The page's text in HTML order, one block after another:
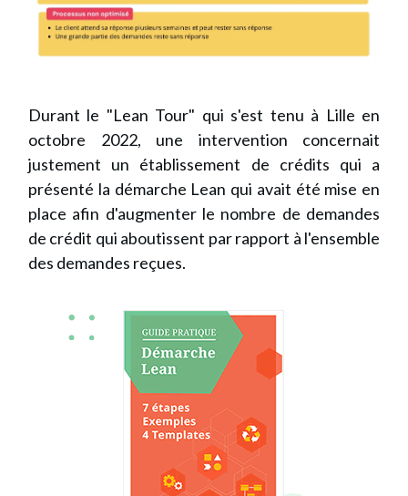
Durant le "Lean Tour" qui s'est tenu à Lille en
octobre 2022, une intervention concernait
justement un établissement de crédits qui a
présenté la démarche Lean qui avait été mise en
place afin d'augmenter le nombre de demandes
de crédit qui aboutissent par rapport à l'ensemble
des demandes reçues.